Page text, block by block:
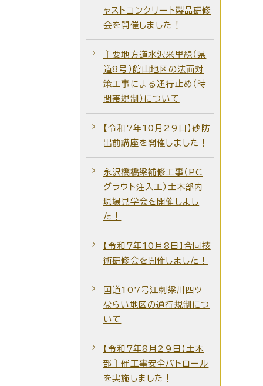
ャストコンクリート製品研修
会を開催しました！
主要地方道水沢米里線（県
道8号）館山地区の法面対
策工事による通行止め（時
間帯規制）について
【令和7年10月29日】砂防
出前講座を開催しました！
永沢橋橋梁補修工事（PC
グラウト注入工）土木部内
現場見学会を開催しまし
た！
【令和7年10月8日】合同技
術研修会を開催しました！
国道107号江刺梁川四ツ
ならい地区の通行規制につ
いて
【令和7年8月29日】土木
部主催工事安全パトロール
を実施しました！